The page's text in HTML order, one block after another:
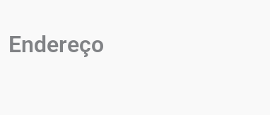
Endereço